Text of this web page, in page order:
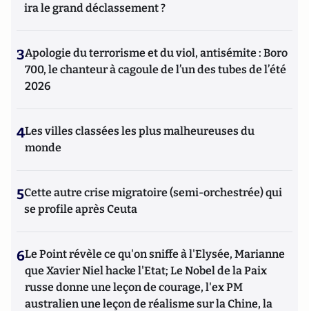
ira le grand déclassement ?
3Apologie du terrorisme et du viol, antisémite : Boro
700, le chanteur à cagoule de l’un des tubes de l’été
2026
4Les villes classées les plus malheureuses du
monde
5Cette autre crise migratoire (semi-orchestrée) qui
se profile après Ceuta
6Le Point révèle ce qu'on sniffe à l'Elysée, Marianne
que Xavier Niel hacke l'Etat; Le Nobel de la Paix
russe donne une leçon de courage, l'ex PM
australien une leçon de réalisme sur la Chine, la